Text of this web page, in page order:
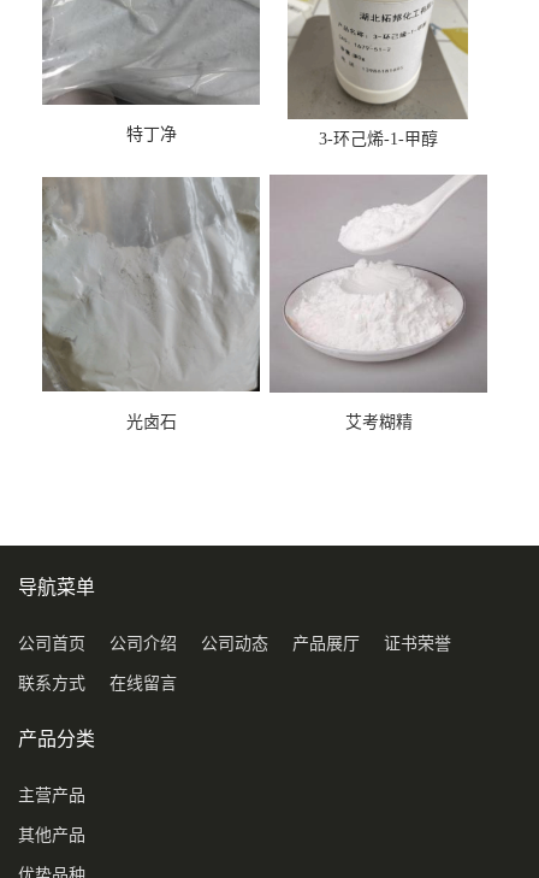
特丁净 3-环己烯-1-甲醇
光卤石 艾考糊精
导航菜单
公司首页 公司介绍 公司动态 产品展厅 证书荣誉
联系方式 在线留言
产品分类
主营产品
其他产品